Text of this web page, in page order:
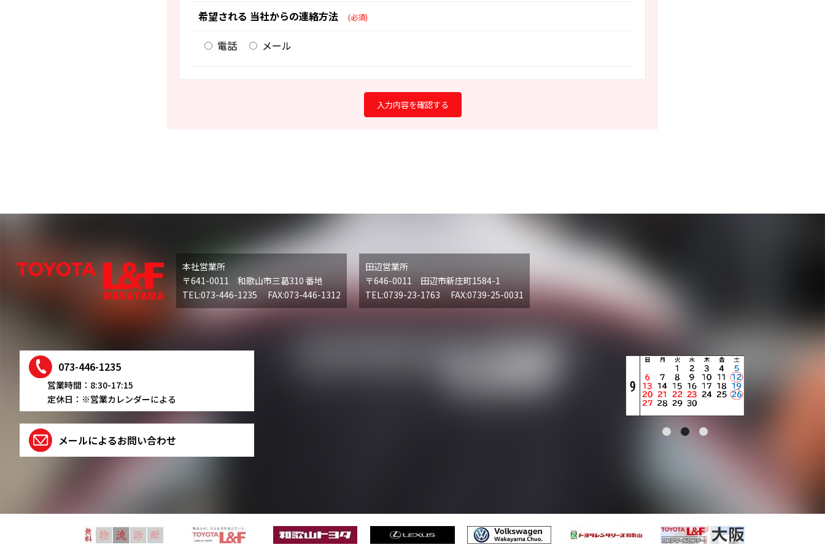
希望される 当社からの連絡方法 (必須)
電話 メール
本社営業所
〒641-0011 和歌山市三葛310 番地
TEL:073-446-1235 FAX:073-446-1312
田辺営業所
〒646-0011 田辺市新庄町1584-1
TEL:0739-23-1763 FAX:0739-25-0031
073-446-1235
営業時間：8:30-17:15
定休日：※営業カレンダーによる
メールによるお問い合わせ